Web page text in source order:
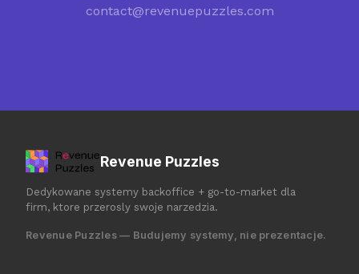
contact@revenuepuzzles.com
Revenue Puzzles
Dedykowane systemy backoffice + go-to-market dla
firm, ktore przerosly swoje narzedzia.
Revenue Puzzles — Budujemy systemy, nie prezentacje.